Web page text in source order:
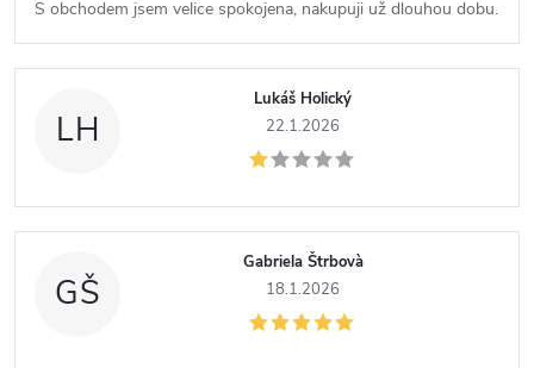
S obchodem jsem velice spokojena, nakupuji už dlouhou dobu.
LH
Lukáš Holický
22.1.2026
GŠ
Gabriela Štrbovà
18.1.2026